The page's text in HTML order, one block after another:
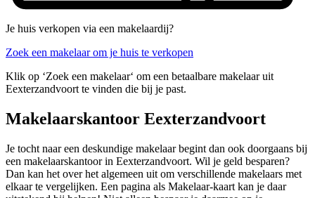
Je huis verkopen via een makelaardij?
Zoek een makelaar om je huis te verkopen
Klik op ‘Zoek een makelaar‘ om een betaalbare makelaar uit
Eexterzandvoort te vinden die bij je past.
Makelaarskantoor Eexterzandvoort
Je tocht naar een deskundige makelaar begint dan ook doorgaans bij
een makelaarskantoor in Eexterzandvoort. Wil je geld besparen?
Dan kan het over het algemeen uit om verschillende makelaars met
elkaar te vergelijken. Een pagina als Makelaar-kaart kan je daar